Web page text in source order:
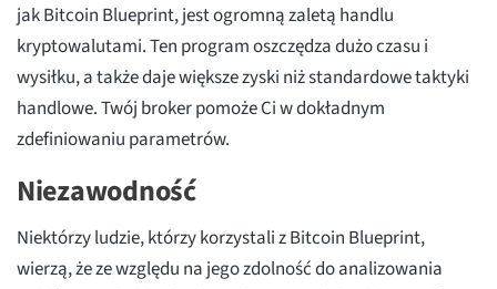
jak Bitcoin Blueprint, jest ogromną zaletą handlu
kryptowalutami. Ten program oszczędza dużo czasu i
wysiłku, a także daje większe zyski niż standardowe taktyki
handlowe. Twój broker pomoże Ci w dokładnym
zdefiniowaniu parametrów.
Niezawodność
Niektórzy ludzie, którzy korzystali z Bitcoin Blueprint,
wierzą, że ze względu na jego zdolność do analizowania